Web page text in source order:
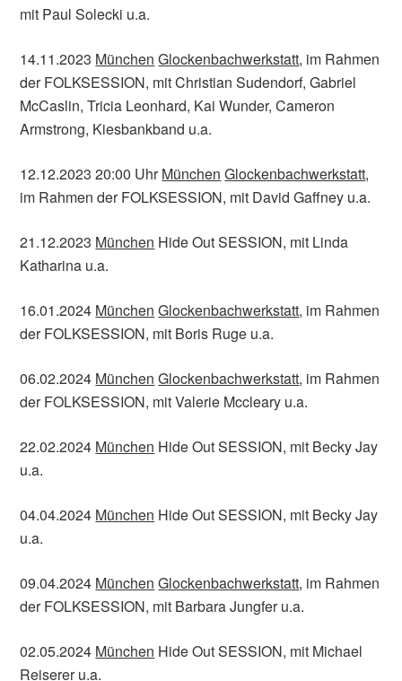
mit Paul Solecki u.a.
14.11.2023 München Glockenbachwerkstatt, im Rahmen
der FOLKSESSION, mit Christian Sudendorf, Gabriel
McCaslin, Tricia Leonhard, Kai Wunder, Cameron
Armstrong, Kiesbankband u.a.
12.12.2023 20:00 UhrMünchen Glockenbachwerkstatt,
im Rahmen der FOLKSESSION, mit David Gaffney u.a.
21.12.2023 München Hide Out SESSION, mit Linda
Katharina u.a.
16.01.2024 München Glockenbachwerkstatt, im Rahmen
der FOLKSESSION, mit Boris Ruge u.a.
06.02.2024 München Glockenbachwerkstatt, im Rahmen
der FOLKSESSION, mit Valerie Mccleary u.a.
22.02.2024 München Hide Out SESSION, mit Becky Jay
u.a.
04.04.2024 München Hide Out SESSION, mit Becky Jay
u.a.
09.04.2024 München Glockenbachwerkstatt, im Rahmen
der FOLKSESSION, mit Barbara Jungfer u.a.
02.05.2024 München Hide Out SESSION, mit Michael
Reiserer u.a.